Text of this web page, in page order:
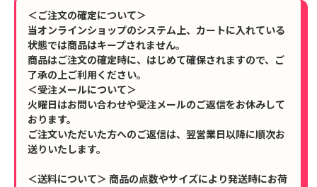
＜ご注文の確定について＞
当オンラインショップのシステム上、カートに入れている
状態では商品はキープされません。
商品はご注文の確定時に、はじめて確保されますので、ご
了承の上ご利用ください。
＜受注メールについて＞
火曜日はお問い合わせや受注メールのご返信をお休みして
おります。
ご注文いただいた方へのご返信は、翌営業日以降に順次お
送りいたします。
＜送料について＞ 商品の点数やサイズにより発送時にお荷